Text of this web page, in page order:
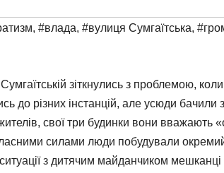
, #влада, #вулиця Сумгаїтська,
зіткнулись з проблемою,
різних інстанцій, але усюди бачили
свої три будинки вони вважають
силами люди побудували
з дитячим майданчиком